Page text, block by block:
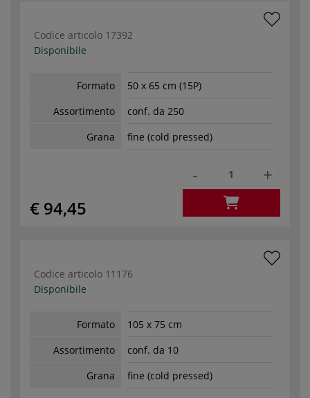
Codice articolo 17392
Disponibile
Formato
50 x 65 cm (15P)
Assortimento
conf. da 250
Grana
fine (cold pressed)
€ 94,45
- +
Codice articolo 11176
Disponibile
Formato
105 x 75 cm
Assortimento
conf. da 10
Grana
fine (cold pressed)